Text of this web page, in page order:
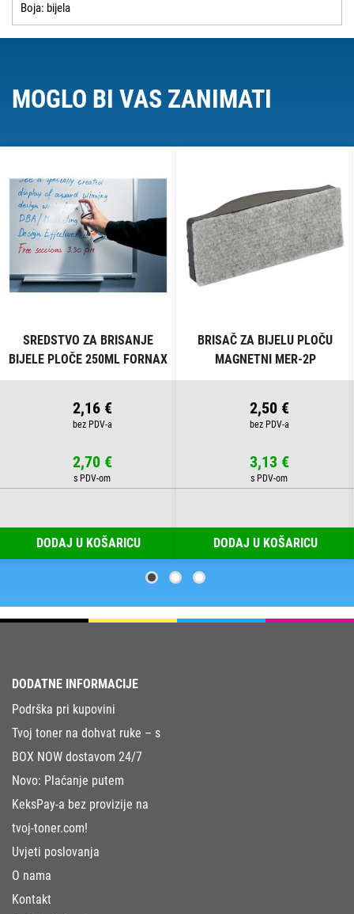
Boja: bijela
MOGLO BI VAS ZANIMATI
SREDSTVO ZA BRISANJE
BIJELE PLOČE 250ML FORNAX
2,16 €
2,70 €
DODAJ U KOŠARICU
BRISAČ ZA BIJELU PLOČU
MAGNETNI MER-2P
SORTIRANO
2,50 €
3,13 €
DODAJ U KOŠARICU
DODATNE INFORMACIJE
Podrška pri kupovini
Tvoj toner na dohvat ruke – s
BOX NOW dostavom 24/7
Novo: Plaćanje putem
KeksPay-a bez provizije na
tvoj-toner.com!
Uvjeti poslovanja
O nama
Kontakt